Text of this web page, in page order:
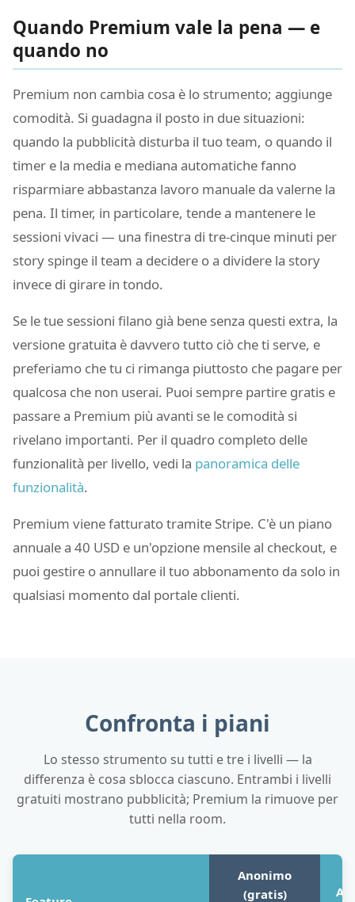
Quando Premium vale la pena — e
quando no
Premium non cambia cosa è lo strumento; aggiunge
comodità. Si guadagna il posto in due situazioni:
quando la pubblicità disturba il tuo team, o quando il
timer e la media e mediana automatiche fanno
risparmiare abbastanza lavoro manuale da valerne la
pena. Il timer, in particolare, tende a mantenere le
sessioni vivaci — una finestra di tre-cinque minuti per
story spinge il team a decidere o a dividere la story
invece di girare in tondo.
Se le tue sessioni filano già bene senza questi extra, la
versione gratuita è davvero tutto ciò che ti serve, e
preferiamo che tu ci rimanga piuttosto che pagare per
qualcosa che non userai. Puoi sempre partire gratis e
passare a Premium più avanti se le comodità si
rivelano importanti. Per il quadro completo delle
funzionalità per livello, vedi la panoramica delle
funzionalità.
Premium viene fatturato tramite Stripe. C'è un piano
annuale a 40 USD e un'opzione mensile al checkout, e
puoi gestire o annullare il tuo abbonamento da solo in
qualsiasi momento dal portale clienti.
Confronta i piani
Lo stesso strumento su tutti e tre i livelli — la
differenza è cosa sblocca ciascuno. Entrambi i livelli
gratuiti mostrano pubblicità; Premium la rimuove per
tutti nella room.
Anonimo
(gratis)